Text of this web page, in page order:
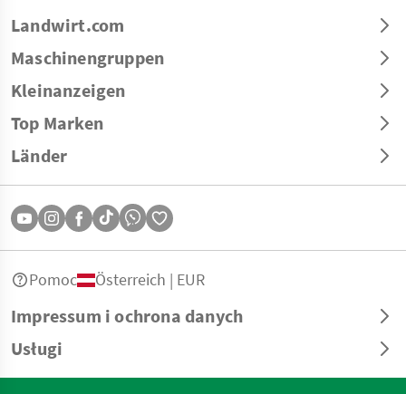
Landwirt.com
Maschinengruppen
Kleinanzeigen
Top Marken
Länder
Impressum i ochrona danych
Usługi
Pomoc Österreich | EUR